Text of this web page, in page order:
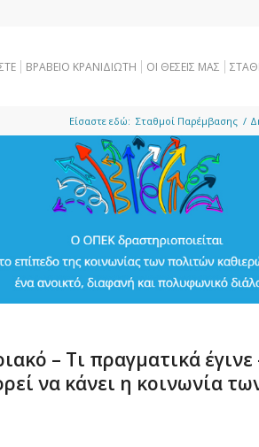
ΒΡΑΒΕΙΟ ΚΡΑΝΙΔΙΩΤΗ OI ΘΕΣΕΙΣ ΜΑΣ
Είσαστε εδώ: Σταθμοί Παρέμβασης /
– Τι πραγματικά έγινε
να κάνει η κοινωνία